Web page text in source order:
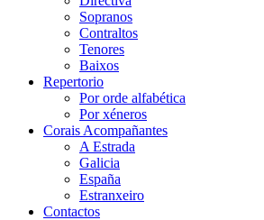
Sopranos
Contraltos
Tenores
Baixos
Repertorio
Por orde alfabética
Por xéneros
Corais Acompañantes
A Estrada
Galicia
España
Estranxeiro
Contactos